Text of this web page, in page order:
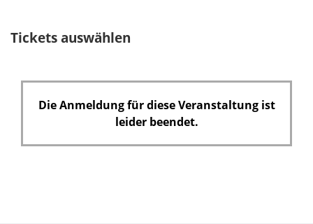
Tickets auswählen
Die Anmeldung für diese Veranstaltung ist
leider beendet.